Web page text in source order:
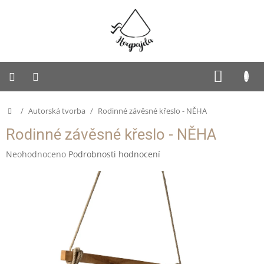
SUKNĚ
Dětská
Houpajda
Dospělácká
Domů
/ Autorská tvorba / Rodinné závěsné křeslo - NĚHA
Rodinné závěsné křeslo - NĚHA
Průměrné
Neohodnoceno Podrobnosti hodnocení